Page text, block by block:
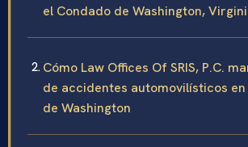
el Condado de Washington,
Cómo Law Offices Of SRIS, P.C.
de accidentes automovilísticos
de Washington